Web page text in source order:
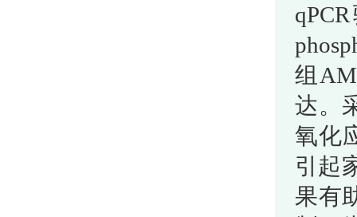
组
达。
氧化
引起
果有